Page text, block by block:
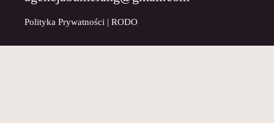
Polityka Prywatności |RODO